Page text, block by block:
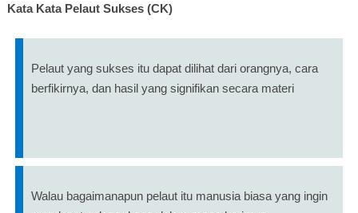
Kata Kata Pelaut Sukses (CK)
Pelaut yang sukses itu dapat dilihat dari orangnya, cara
berfikirnya, dan hasil yang signifikan secara materi
Walau bagaimanapun pelaut itu manusia biasa yang ingin